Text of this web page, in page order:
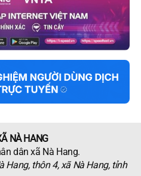
NÀ HANG
dân xã Nà Hang.
Hang, thôn 4, xã Nà Hang, tỉnh